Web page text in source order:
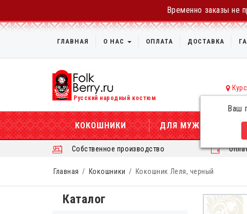
Временно заказы не
ГЛАВНАЯ О НАС ОПЛАТА ДОСТАВКА
Русский народный костюм
Ваш
КОКОШНИКИ ДЛЯ МУЖЧИН
Собственное производство
Главная Кокошники Кокошник Леля, черный
Каталог